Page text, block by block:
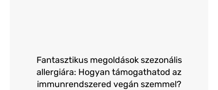
Fantasztikus megoldások szezonális
allergiára: Hogyan támogathatod az
immunrendszered vegán szemmel?